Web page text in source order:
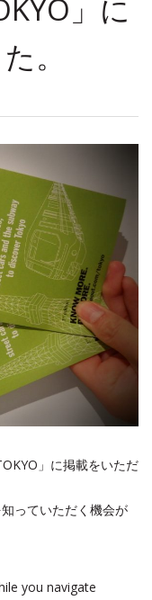
」に
。
」に掲載をいただ
っていただく機会が
you navigate